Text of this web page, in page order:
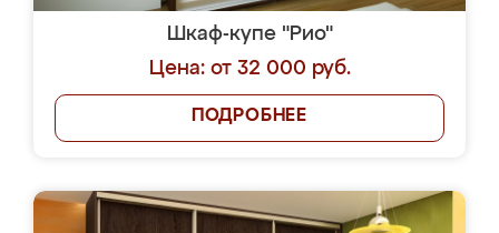
Шкаф-купе "Рио"
Цена: от 32 000 руб.
ПОДРОБНЕЕ